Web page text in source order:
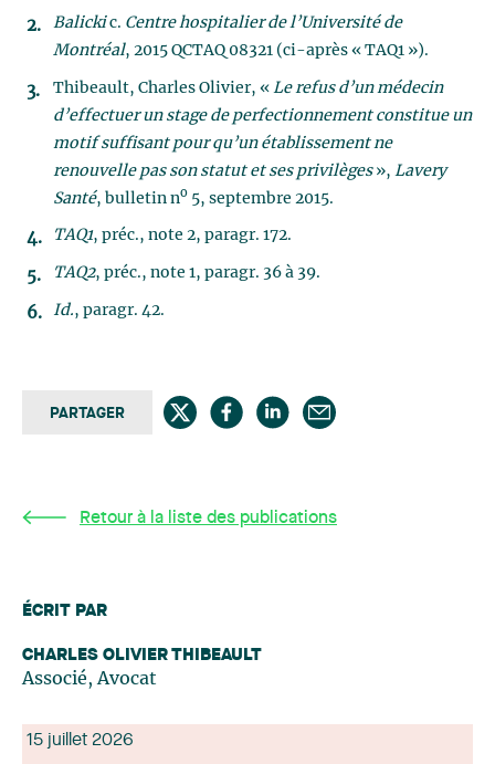
Balickic. Centre hospitalier de l’Université de
Montréal, 2015 QCTAQ 08321 (ci-après « TAQ1 »).
Thibeault, Charles Olivier, « Le refus d’un médecin
d’effectuer un stage de perfectionnement constitue un
motif suffisant pour qu’un établissement ne
renouvelle pas son statut et ses privilèges », Lavery
Santé, bulletin no 5, septembre 2015.
TAQ1, préc., note 2, paragr. 172.
TAQ2, préc., note 1, paragr. 36 à 39.
Id., paragr. 42.
PARTAGER
Retour à la liste des publications
ÉCRIT PAR
CHARLES OLIVIER THIBEAULT
Associé, Avocat
15 juillet 2026